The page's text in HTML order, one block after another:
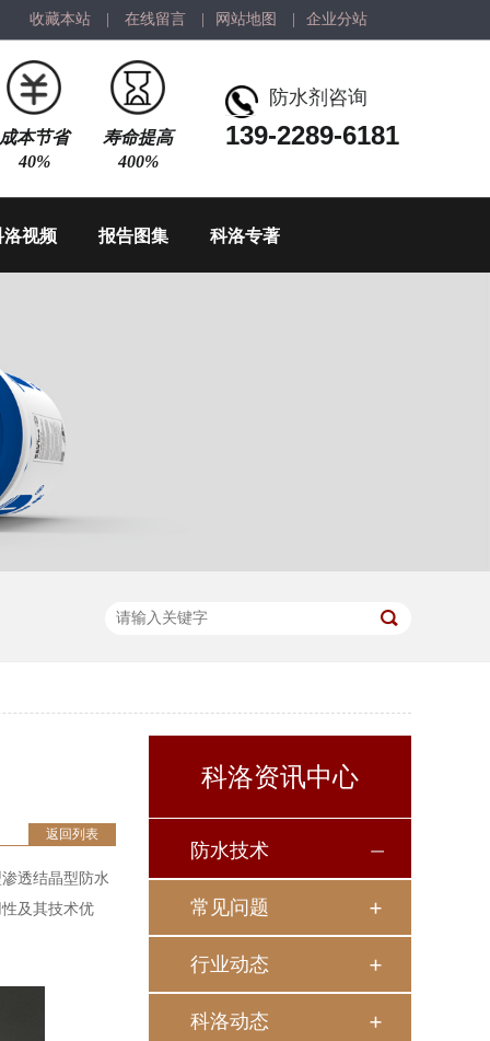
收藏本站 在线留言 网站地图 企业分站
防水剂咨询
139-2289-6181
成本节省
40%
寿命提高
400%
洛视频 报告图集 科洛专著
返回列表
透结晶型防水
及其技术优
科洛资讯中心
防水技术
常见问题
行业动态
科洛动态